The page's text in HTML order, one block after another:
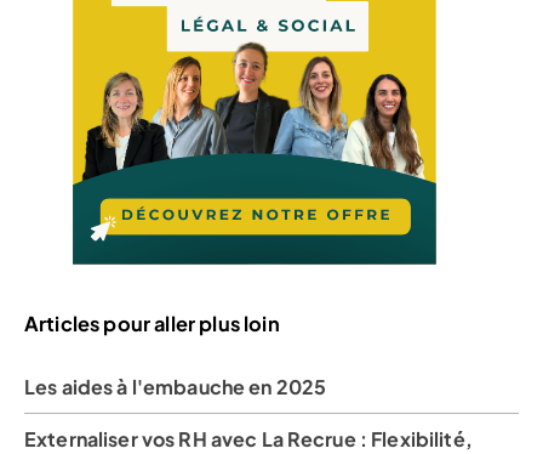
Articles pour aller plus loin
Les aides à l'embauche en 2025
Externaliser vos RH avec La Recrue : Flexibilité,